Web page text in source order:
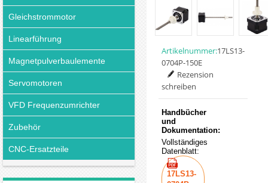
Gleichstrommotor
Linearführung
Magnetpulverbaulemente
Servomotoren
VFD Frequenzumrichter
Zubehör
CNC-Ersatzteile
Artikelnummer:17LS13-
0704P-150E
Rezension
schreiben
Handbücher
und
Dokumentation:
Vollständiges
Datenblatt:
17LS13-